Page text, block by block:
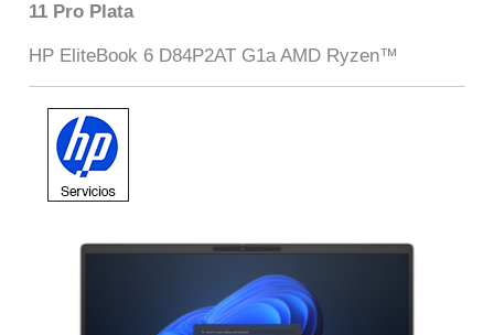
11 Pro Plata
HP EliteBook 6 D84P2AT G1a AMD Ryzen™